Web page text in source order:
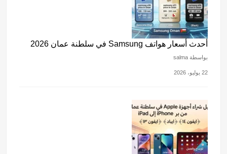
أحدث أسعار هواتف Samsung في سلطنة عمان 2026
بواسطة salma
22 يوليو، 2026